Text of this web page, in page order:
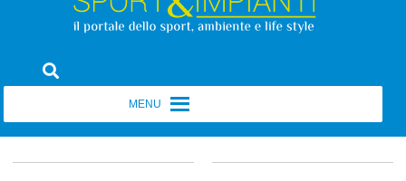
Sport&Impianti